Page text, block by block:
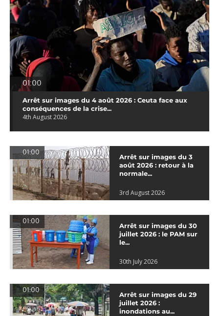
01:00
Arrêt sur images du 4 août 2026 : Ceuta face aux
conséquences de la crise...
4th August 2026
01:00
Arrêt sur images du 3
août 2026 : retour à la
normale...
3rd August 2026
01:00
Arrêt sur images du 30
juillet 2026 : le PAM sur
le...
30th July 2026
01:00
Arrêt sur images du 29
juillet 2026 :
inondations au...